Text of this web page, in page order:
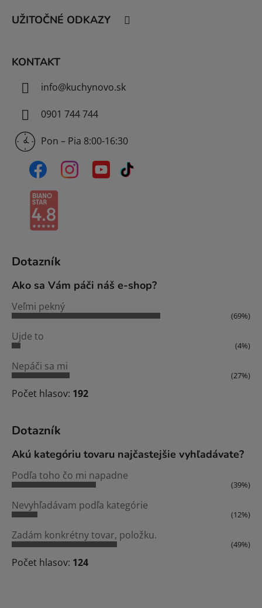
UŽITOČNÉ ODKAZY
KONTAKT
info@kuchynovo.sk
0901 744 744
Pon – Pia 8:00-16:30
Dotazník
Ako sa Vám páči náš e-shop?
Veľmi pekný
(69%)
Ujde to
(4%)
Nepáči sa mi
(27%)
Počet hlasov: 192
Dotazník
Akú kategóriu tovaru najčastejšie vyhľadávate?
Podľa toho čo mi napadne
(39%)
Nevyhľadávam podľa kategórie
(12%)
Zadám konkrétny tovar, položku.
(49%)
Počet hlasov: 124